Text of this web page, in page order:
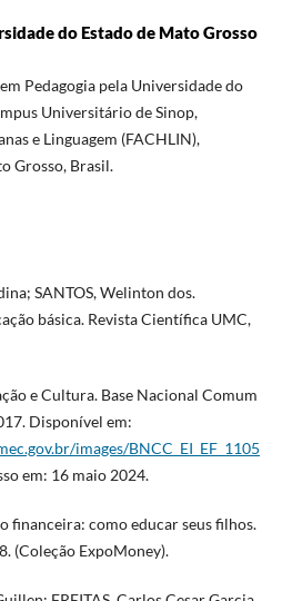
do Estado de Mato Grosso
Pedagogia pela Universidade do
Universitário de Sinop,
e Linguagem (FACHLIN),
Grosso, Brasil.
SANTOS, Welinton dos.
básica. Revista Científica UMC,
e Cultura. Base Nacional Comum
Disponível em:
images/BNCC_EI_EF_1105
em: 16 maio 2024.
financeira: como educar seus filhos.
(Coleção ExpoMoney).